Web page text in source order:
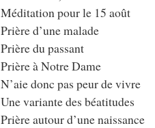
Méditation pour le 15 août
Prière d’une malade
Prière du passant
Prière à Notre Dame
N’aie donc pas peur de vivre
Une variante des béatitudes
Prière autour d’une naissance